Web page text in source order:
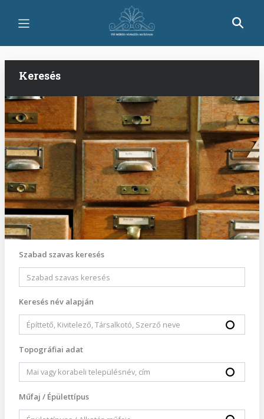
tartalomra
Keresés
Szabad szavas keresés
Keresés név alapján
Topográfiai adat
Műfaj / Épülettípus